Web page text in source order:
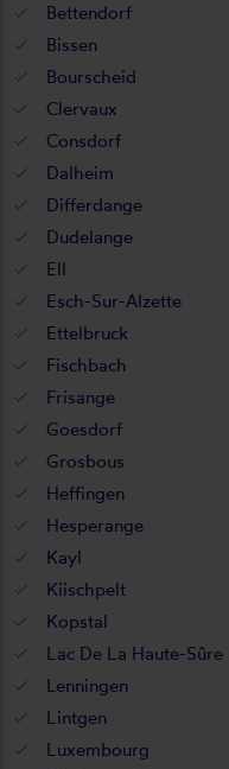
Bettendorf
Bissen
Bourscheid
Clervaux
Consdorf
Dalheim
Differdange
Dudelange
Ell
Esch-Sur-Alzette
Ettelbruck
Fischbach
Frisange
Goesdorf
Grosbous
Heffingen
Hesperange
Kayl
Kiischpelt
Kopstal
Lac De La Haute-Sûre
Lenningen
Lintgen
Luxembourg